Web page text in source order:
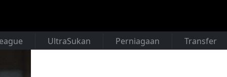
UltraSukan Perniagaan Transfer